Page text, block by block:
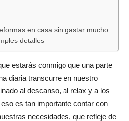
en casa sin gastar mucho
detalles
estarás conmigo que una parte
diaria transcurre en nuestro
al descanso, al relax y a los
es tan importante contar con
necesidades, que refleje de